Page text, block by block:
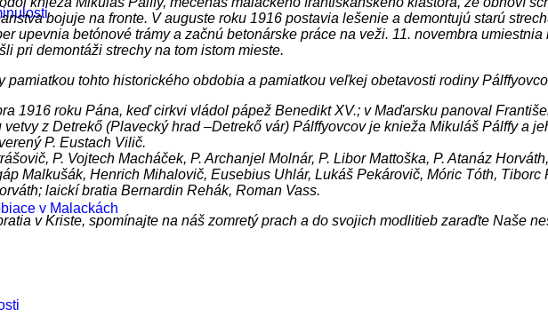
v Malackách
bojuje na fronte. V auguste roku 1916 postavia lešenie a demontujú starú
upevnia betónové trámy a začnú betonárske práce na veži. 11. novembra
pri demontáži strechy na tom istom mieste.
tohto historického obdobia a pamiatkou veľkej obetavosti rodiny
1916 roku Pána, keď cirkvi vládol pápež Benedikt XV.; v Maďarsku panoval
z Detrekő (Plavecký hrad –Detrekő vár) Pálffyovcov je knieža Mikuláš Pálffy a
P. Eustach Vilič.
P. Vojtech Macháček, P. Archanjel Molnár, P. Libor Mattoška, P. Atanáz
Malkušák, Henrich Mihalovič, Eusebius Uhlár, Lukáš Pekárovič, Móric Tóth, Tiborc
laickí bratia Bernardin Rehák, Roman Vass.
v Kriste, spomínajte na náš zomretý prach a do svojich modlitieb zaraďte Naše